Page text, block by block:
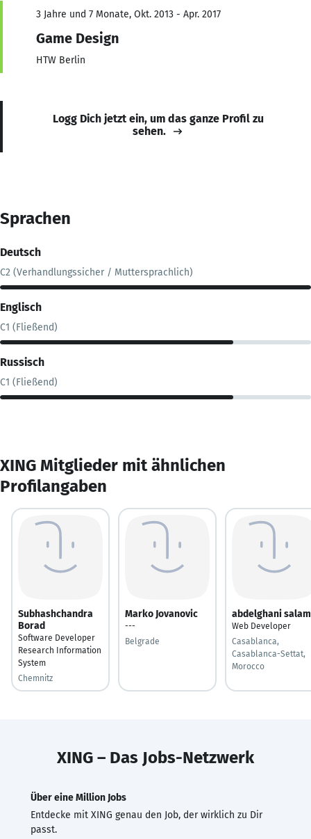
3 Jahre und 7 Monate, Okt. 2013 - Apr. 2017
Game Design
HTW Berlin
Logg Dich jetzt ein, um das ganze Profil zu
sehen.
Sprachen
Deutsch
C2 (Verhandlungssicher / Muttersprachlich)
Englisch
C1 (Fließend)
Russisch
C1 (Fließend)
XING Mitglieder mit ähnlichen
Profilangaben
Subhashchandra
Borad
Software Developer
Research Information
System
Chemnitz
Marko Jovanovic
---
Belgrade
abdelghani
Web Developer
Casablanca,
Casablanca-Settat,
Morocco
XING – Das Jobs-Netzwerk
Über eine Million Jobs
Entdecke mit XING genau den Job, der wirklich zu Dir
passt.